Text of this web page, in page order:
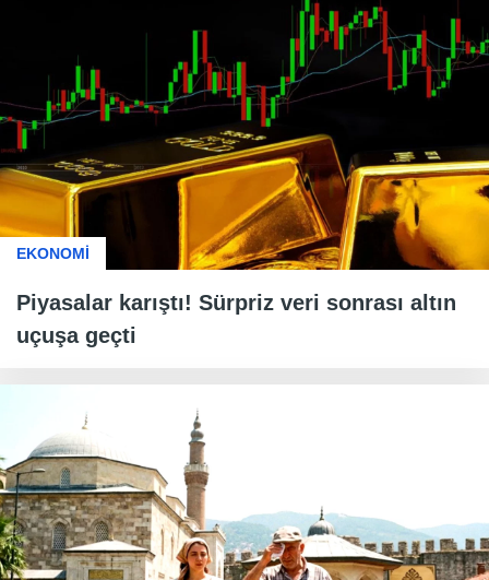
EKONOMİ
Piyasalar karıştı! Sürpriz veri sonrası altın
uçuşa geçti